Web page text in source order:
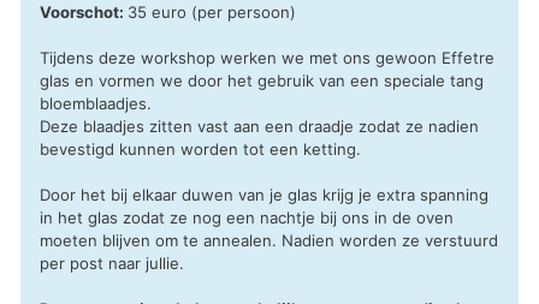
Voorschot: 35 euro (per persoon)
Tijdens deze workshop werken we met ons gewoon Effetre
glas en vormen we door het gebruik van een speciale tang
bloemblaadjes.
Deze blaadjes zitten vast aan een draadje zodat ze nadien
bevestigd kunnen worden tot een ketting.
Door het bij elkaar duwen van je glas krijg je extra spanning
in het glas zodat ze nog een nachtje bij ons in de oven
moeten blijven om te annealen. Nadien worden ze verstuurd
per post naar jullie.